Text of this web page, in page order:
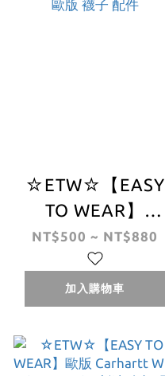
☆ETW☆【EASY
TO WEAR】
CARHARTT WIP
Madison Pack
Socks 卡哈 歐版
襪子 配件
NT$500 ~ NT$880
加入購物車